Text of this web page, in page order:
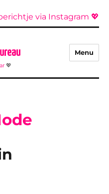
via Instagram 💖
💖
Menu